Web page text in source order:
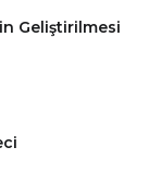
Geliştirilmesi